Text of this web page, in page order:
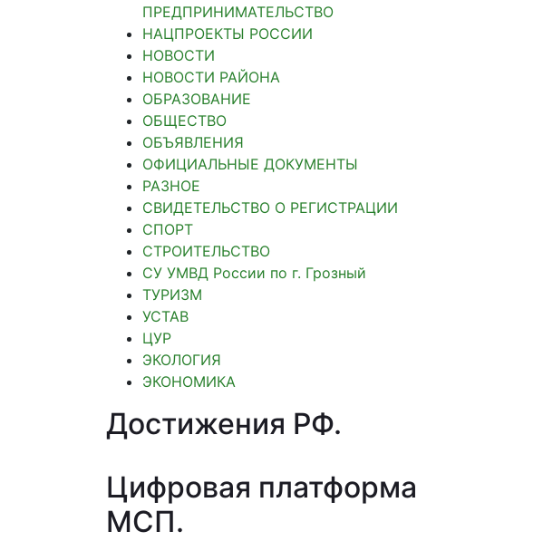
ПРЕДПРИНИМАТЕЛЬСТВО
НАЦПРОЕКТЫ РОССИИ
НОВОСТИ
НОВОСТИ РАЙОНА
ОБРАЗОВАНИЕ
ОБЩЕСТВО
ОБЪЯВЛЕНИЯ
ОФИЦИАЛЬНЫЕ ДОКУМЕНТЫ
РАЗНОЕ
СВИДЕТЕЛЬСТВО О РЕГИСТРАЦИИ
СПОРТ
СТРОИТЕЛЬСТВО
СУ УМВД России по г. Грозный
ТУРИЗМ
УСТАВ
ЦУР
ЭКОЛОГИЯ
ЭКОНОМИКА
Достижения РФ.
Цифровая платформа
МСП.